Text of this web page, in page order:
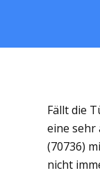
Fällt die
eine sehr
(70736)
nicht